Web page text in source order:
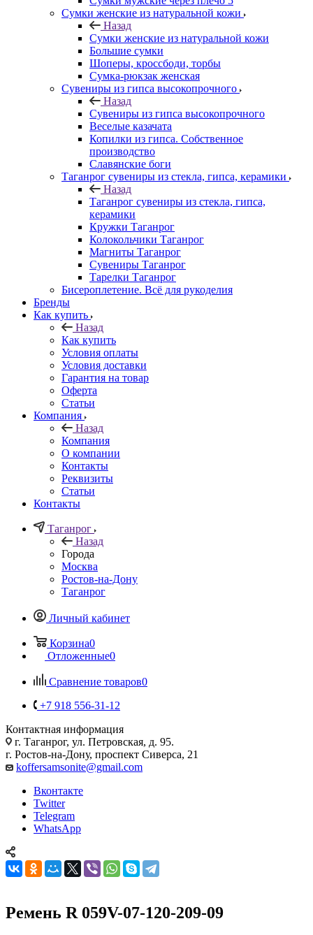
Сумки женские из натуральной кожи
Назад
Сумки женские из натуральной кожи
Большие сумки
Шоперы, кроссбоди, торбы
Сумка-рюкзак женская
Сувениры из гипса высокопрочного
Назад
Сувениры из гипса высокопрочного
Веселые казачата
Копилки из гипса. Собственное
производство
Славянские боги
Таганрог сувениры из стекла, гипса, керамики
Назад
Таганрог сувениры из стекла, гипса,
керамики
Кружки Таганрог
Колокольчики Таганрог
Магниты Таганрог
Сувениры Таганрог
Тарелки Таганрог
Бисероплетение. Всё для рукоделия
Бренды
Как купить
Назад
Как купить
Условия оплаты
Условия доставки
Гарантия на товар
Оферта
Статьи
Компания
Назад
Компания
О компании
Контакты
Реквизиты
Статьи
Контакты
Таганрог
Назад
Города
Москва
Ростов-на-Дону
Таганрог
Личный кабинет
Корзина0
Отложенные0
Сравнение товаров0
+7 918 556-31-12
Контактная информация
г. Таганрог, ул. Петровская, д. 95.
г. Ростов-на-Дону, проспект Сиверса, 21
koffersamsonite@gmail.com
Вконтакте
Twitter
Telegram
WhatsApp
Ремень R 059V-07-120-209-09